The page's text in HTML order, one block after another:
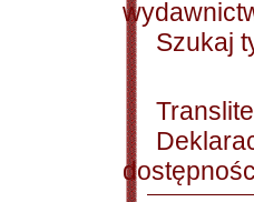
Szukaj